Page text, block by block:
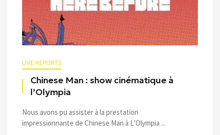
LIVE REPORTS
Chinese Man : show cinématique à
l’Olympia
Nous avons pu assister à la prestation
impressionnante de Chinese Man à L’Olympia ...